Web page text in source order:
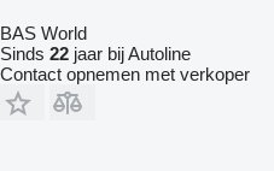
BAS World
Sinds 22 jaar bij Autoline
Contact opnemen met verkoper